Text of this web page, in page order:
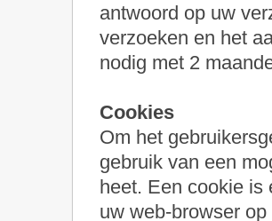
antwoord op uw
verzoeken en het
nodig met 2
Cookies
Om het
gebruik van een
heet. Een cookie is
uw web-browser